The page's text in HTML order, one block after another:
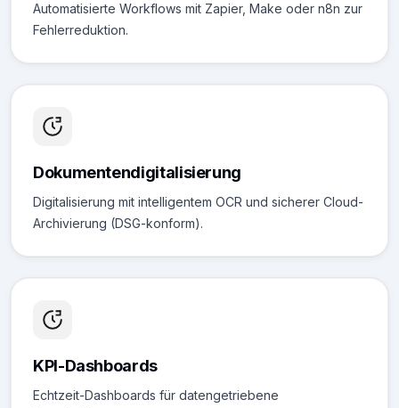
Automatisierte Workflows mit Zapier, Make oder n8n zur
Fehlerreduktion.
Dokumentendigitalisierung
Digitalisierung mit intelligentem OCR und sicherer Cloud-
Archivierung (DSG-konform).
KPI-Dashboards
Echtzeit-Dashboards für datengetriebene